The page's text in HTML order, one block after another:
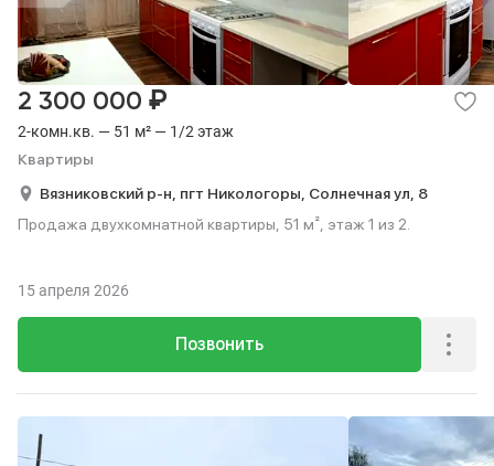
2-комн.кв. — 51 м² — 1/2 этаж
Квартиры
2 300 000 ₽
Вязниковский р-н, пгт Никологоры, Солнечная ул, 8
Продажа двухкомнатной квартиры, 51 м², этаж 1 из 2.
Позвонить
15 апреля 2026